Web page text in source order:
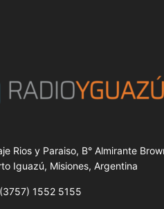
Rios y Paraiso, B° Almirante
Iguazú, Misiones, Argentina
1552 5155